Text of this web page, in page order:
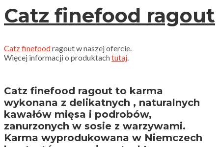
Catz finefood ragout
Catz finefoodragout w naszej ofercie.
Więcej informacji o produktachtutaj.
Catz finefood ragout to karma
wykonana z delikatnych , naturalnych
kawałów mięsa i podrobów,
zanurzonych w sosie z warzywami.
Karma wyprodukowana w Niemczech